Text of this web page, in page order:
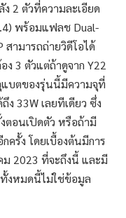
2 ตัวที่ความละเอียด
พร้อมแฟลช Dual-
สามารถถ่ายวิดีโอได้
ง 3 ตัวแต่ถ้าดูจาก Y22
แบตของรุ่นนี้มีความจุที่
ง 33W เลยทีเดียว ซึ่ง
ตอนเปิดตัว หรือถ้ามี
ครั้ง โดยเบื้องต้นมีการ
ม 2023 ที่จะถึงนี้ และมี
งหมดนี้ไม่ใช่ข้อมูล